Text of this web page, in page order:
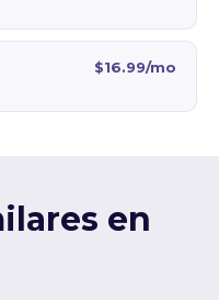
$16.99/mo
en